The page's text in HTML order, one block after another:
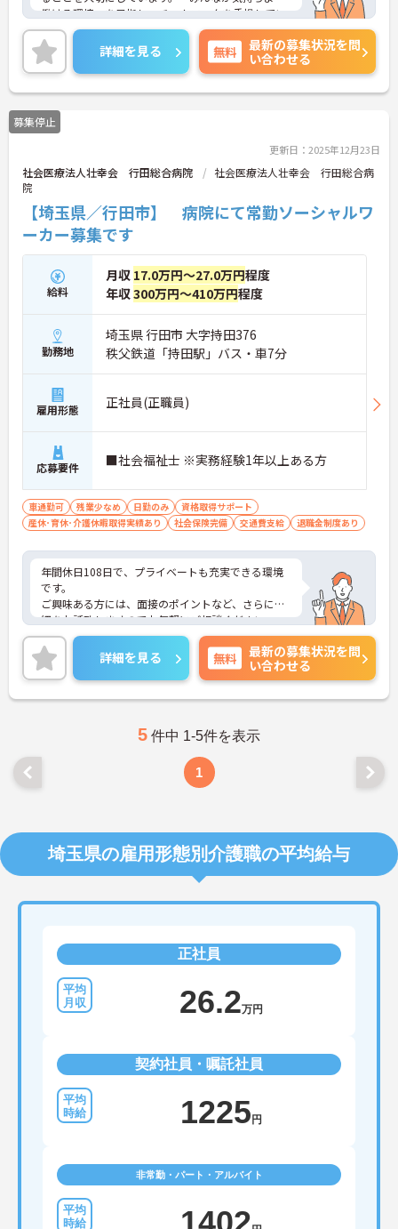
働ける環境」を目指し、チームワークを重視してい
るのが特徴です。裁量が大きく任される部分も多い
ため、アイデアや気配りがダイレクトに施設の雰囲
気を良くし、スタッフの笑顔につながるやりがいを
感じられます。
＜学びを応援！充実の研修と資格手当＞「管理職専
用研修」をはじめ、コンプライアンス研修や職種別
専門研修など、成長を支えるプログラムが豊富で
＜プライベートも大切にできる柔軟な働き方＞年間
や、最大40日まで積み立てられる積立有給休暇な
ど、休みを取りやすい制度が整っています。
詳細を見る 無料
最新の募集状況を問
い合わせる
募集停止
更新日：2025年12月23日
社会医療法人壮幸会 行田総合病院
社会医療法人壮幸会 行田総合病
院
【埼玉県／行田市】 病院にて常勤ソーシャルワ
ーカー募集です
給料
月収 17.0万円～27.0万円程度
年収300万円～410万円程度
勤務地
埼玉県 行田市 大字持田376
秩父鉄道「持田駅」バス・車7分
雇用形態 正社員(正職員)
応募要件 ■社会福祉士 ※実務経験1年以上ある方
車通勤可 残業少なめ 日勤のみ
資格取得サポート
産休･育休･介護休暇取得実績あり
社会保険完備 交通費支給 退職金制度あり
年間休日108日で、プライベートも充実できる環境
です。
ご興味ある方には、面接のポイントなど、さらに詳
細をお話致しますのでお気軽にご相談ください。
詳細を見る 無料
最新の募集状況を問
い合わせる
5 件中 1-5件を表示
1
埼玉県の雇用形態別介護職の平均給与
正社員
26.2万円
契約社員・嘱託社員
1225 円
非常勤・パート・アルバイト